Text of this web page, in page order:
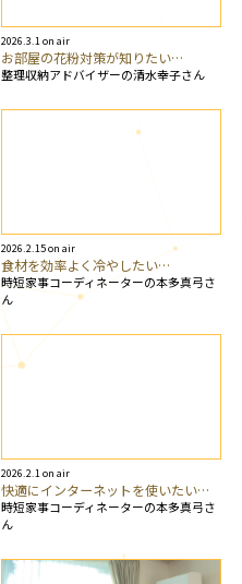
2026.3.1 on air
お部屋の花粉対策が知りたい…
整理収納アドバイザーの清水幸子さん
2026.2.15 on air
食材を効率よく冷やしたい…
時短家事コーディネーターの本多真弓さ
ん
2026.2.1 on air
快適にインターネットを使いたい…
時短家事コーディネーターの本多真弓さ
ん